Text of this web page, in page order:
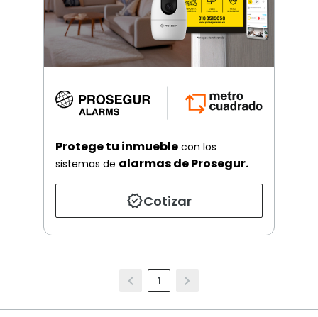
Protege tu inmueble con los
sistemas de alarmas de Prosegur.
Cotizar
1